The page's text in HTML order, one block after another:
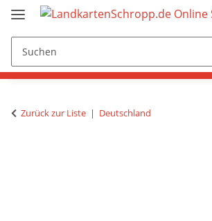
Zurück zur Liste Deutschland